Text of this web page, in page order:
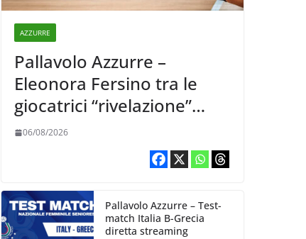
AZZURRE
Pallavolo Azzurre –
Eleonora Fersino tra le
giocatrici “rivelazione”
della VNL 2026 per
06/08/2026
Pallavolo Azzurre – Test-
match Italia B-Grecia
diretta streaming